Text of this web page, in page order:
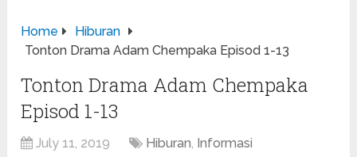
Home
Hiburan
Tonton Drama Adam Chempaka Episod 1-13
Tonton Drama Adam Chempaka
Episod 1-13
July 11, 2019 Hiburan, Informasi